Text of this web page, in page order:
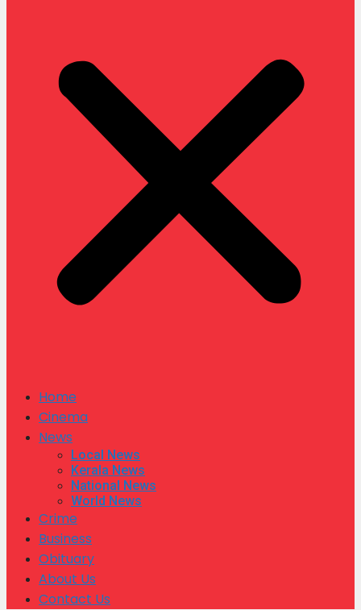
Home
Cinema
News
Local News
Kerala News
National News
World News
Crime
Business
Obituary
About Us
Contact Us